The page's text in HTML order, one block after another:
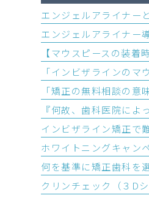
エンジェルアライナー
「矯正の無料相談の意
ホワイトニングキャン